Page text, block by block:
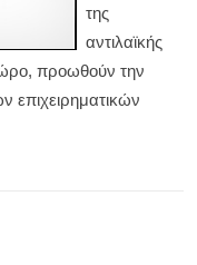
της
αντιλαϊκής
προωθούν την
επιχειρηματικών